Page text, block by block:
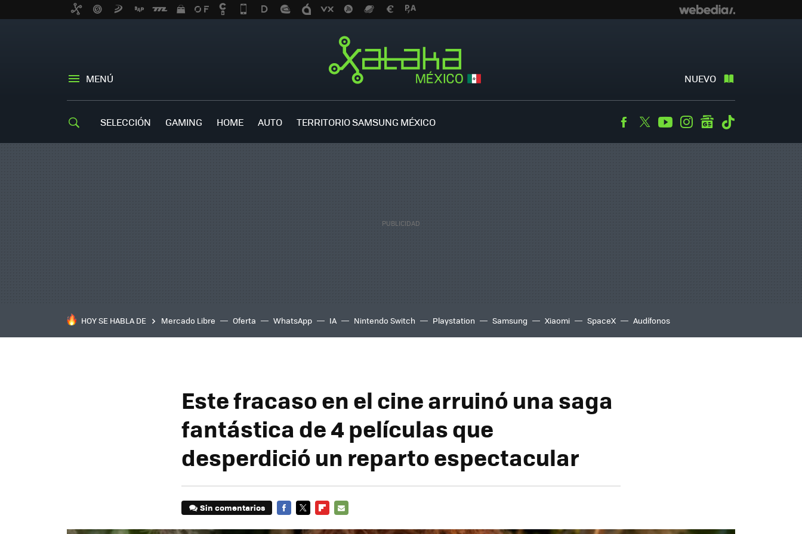
MENÚ NUEVO
SELECCIÓN GAMING HOME AUTO TERRITORIO SAMSUNG MÉXICO Facebook
TwitterYoutubeInstagramgooglenews
HOY SE HABLA DE Mercado Libre Oferta WhatsApp IA Nintendo Switch Playstation Samsung Xiaomi SpaceX Audífonos
Este fracaso en el cine arruinó una saga
fantástica de 4 películas que
desperdició un reparto espectacular
Sin comentarios